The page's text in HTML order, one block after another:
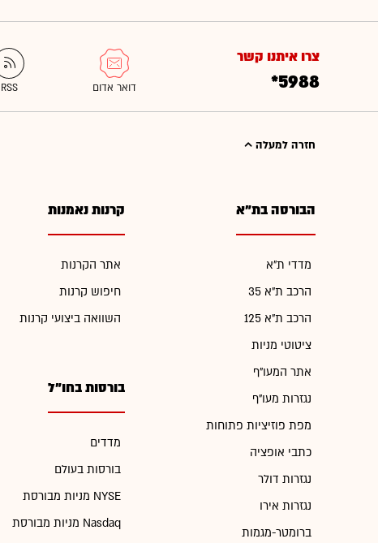
צרו איתנו קשר
*5988
חזרה למעלה
הבורסה בת"א
מדדי ת"א
הרכב ת"א 35
הרכב ת"א 125
ציטוטי מניות
אתר המעו"ף
נגזרות מעו"ף
מפת פוזיציות פתוחות
כתבי אופציה
נגזרות דולר
נגזרות אירו
ברומטר-מגמות
קרנות נאמנות
אתר הקרנות
חיפוש קרנות
השוואה ביצועי קרנות
בורסות בחו"ל
מדדים
בורסות בעולם
מניות מבורסת NYSE
מניות מבורסת Nasdaq